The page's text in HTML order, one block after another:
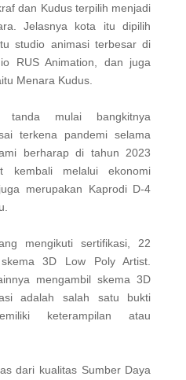
dan Kudus terpilih menjadi
Jelasnya kota itu dipilih
studio animasi terbesar di
RUS Animation, dan juga
Menara Kudus.
tanda mulai bangkitnya
terkena pandemi selama
berharap di tahun 2023
kembali melalui ekonomi
merupakan Kaprodi D-4
mengikuti sertifikasi, 22
3D Low Poly Artist.
mengambil skema 3D
adalah salah satu bukti
keterampilan atau
dari kualitas Sumber Daya